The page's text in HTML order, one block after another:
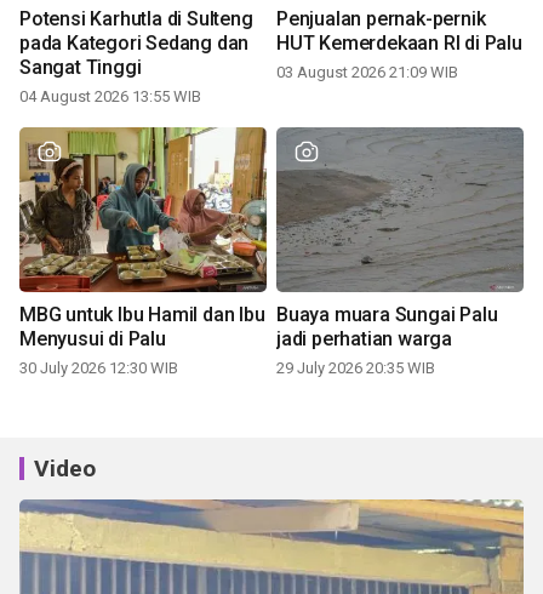
Potensi Karhutla di Sulteng
pada Kategori Sedang dan
Sangat Tinggi
04 August 2026 13:55 WIB
Penjualan pernak-pernik
HUT Kemerdekaan RI di Palu
03 August 2026 21:09 WIB
MBG untuk Ibu Hamil dan Ibu
Menyusui di Palu
30 July 2026 12:30 WIB
Buaya muara Sungai Palu
jadi perhatian warga
29 July 2026 20:35 WIB
Video